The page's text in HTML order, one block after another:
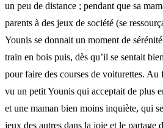
un peu de distance ; pendant que sa
parents à des jeux de société (se
Younis se donnait un moment de
train en bois puis, dès qu’il se sentait
pour faire des courses de voiturettes. Au
vu un petit Younis qui acceptait de plus
et une maman bien moins inquiète, qui
jeux des autres dans la joie et le partage